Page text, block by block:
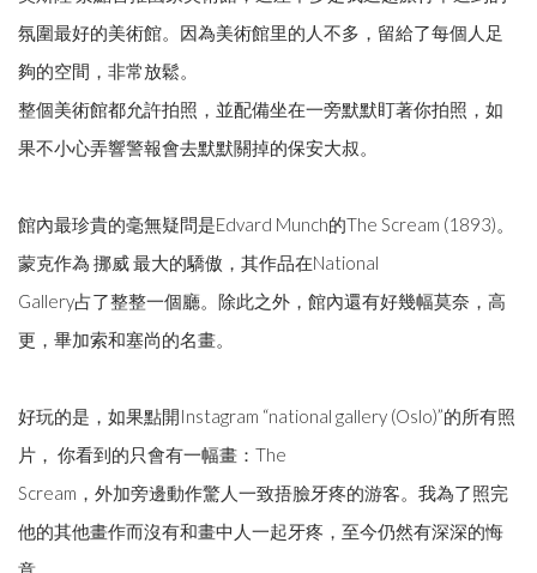
氛圍最好的美術館。因為美術館里的人不多，留給了每個人足
夠的空間，非常放鬆。
整個美術館都允許拍照，並配備坐在一旁默默盯著你拍照，如
果不小心弄響警報會去默默關掉的保安大叔。
館內最珍貴的毫無疑問是Edvard Munch的The Scream (1893)。
蒙克作為 挪威 最大的驕傲，其作品在National
Gallery占了整整一個廳。除此之外，館內還有好幾幅莫奈，高
更，畢加索和塞尚的名畫。
好玩的是，如果點開Instagram “national gallery (Oslo)”的所有照
片， 你看到的只會有一幅畫：The
Scream，外加旁邊動作驚人一致捂臉牙疼的游客。我為了照完
他的其他畫作而沒有和畫中人一起牙疼，至今仍然有深深的悔